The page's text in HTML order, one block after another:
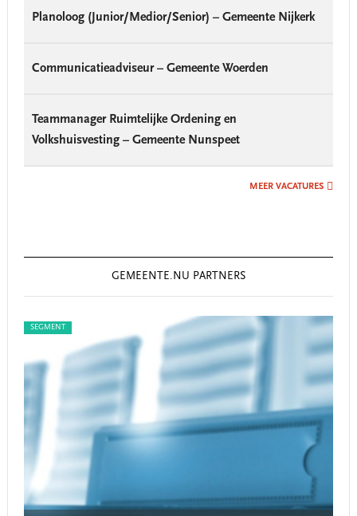
Planoloog (Junior/Medior/Senior) – Gemeente Nijkerk
Communicatieadviseur – Gemeente Woerden
Teammanager Ruimtelijke Ordening en
Volkshuisvesting – Gemeente Nunspeet
MEER VACATURES
GEMEENTE.NU PARTNERS
SEGMENT